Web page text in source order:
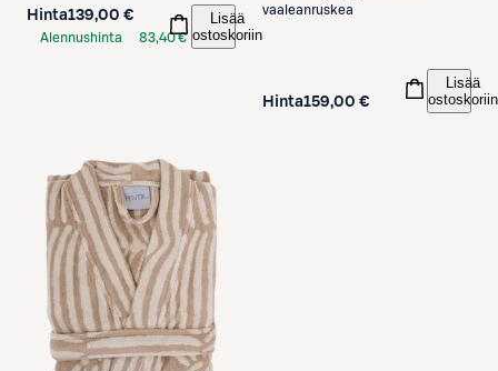
Hinta139,00 €
Alennushinta
83,40 €
Lisää
ostoskoriin
vaaleanruskea
Hinta159,00 €
Lisää
ostoskoriin